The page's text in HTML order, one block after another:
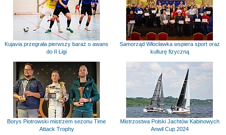
Kujavia przegrała pierwszy baraż o awans
do II Ligi
Samorząd Włocławka wspiera sport oraz
kulturę fizyczną
Borys Piotrowski mistrzem sezonu Time
Attack Trophy
Mistrzostwa Polski Jachtów Kabinowych
Anwil Cup 2024